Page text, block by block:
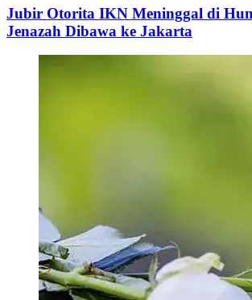
Jubir Otorita IKN Meninggal di
Jenazah Dibawa ke Jakarta